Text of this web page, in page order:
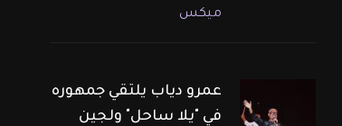
ميكس
عمرو دياب يلتقي جمهوره
في "يلا ساحل" ولجين